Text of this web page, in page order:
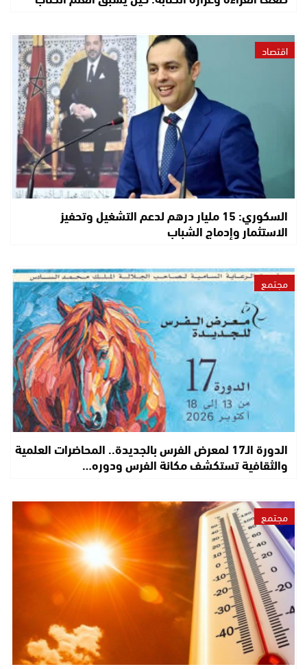
اقتصاد
السكوري: 15 مليار درهم لدعم التشغيل وتحفيز
الاستثمار وإدماج الشباب
مجتمع
الدورة الـ17 لمعرض الفرس بالجديدة.. المحاضرات العلمية
والثقافية تستكشف مكانة الفرس ودوره…
مجتمع